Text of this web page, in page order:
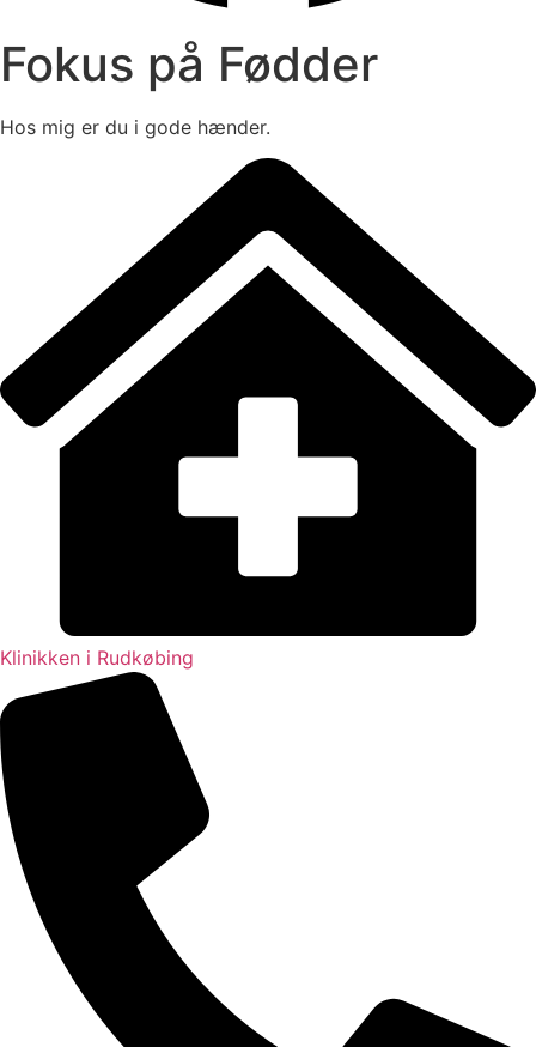
Fokus på Fødder
Hos mig er du i gode hænder.
Klinikken i Rudkøbing